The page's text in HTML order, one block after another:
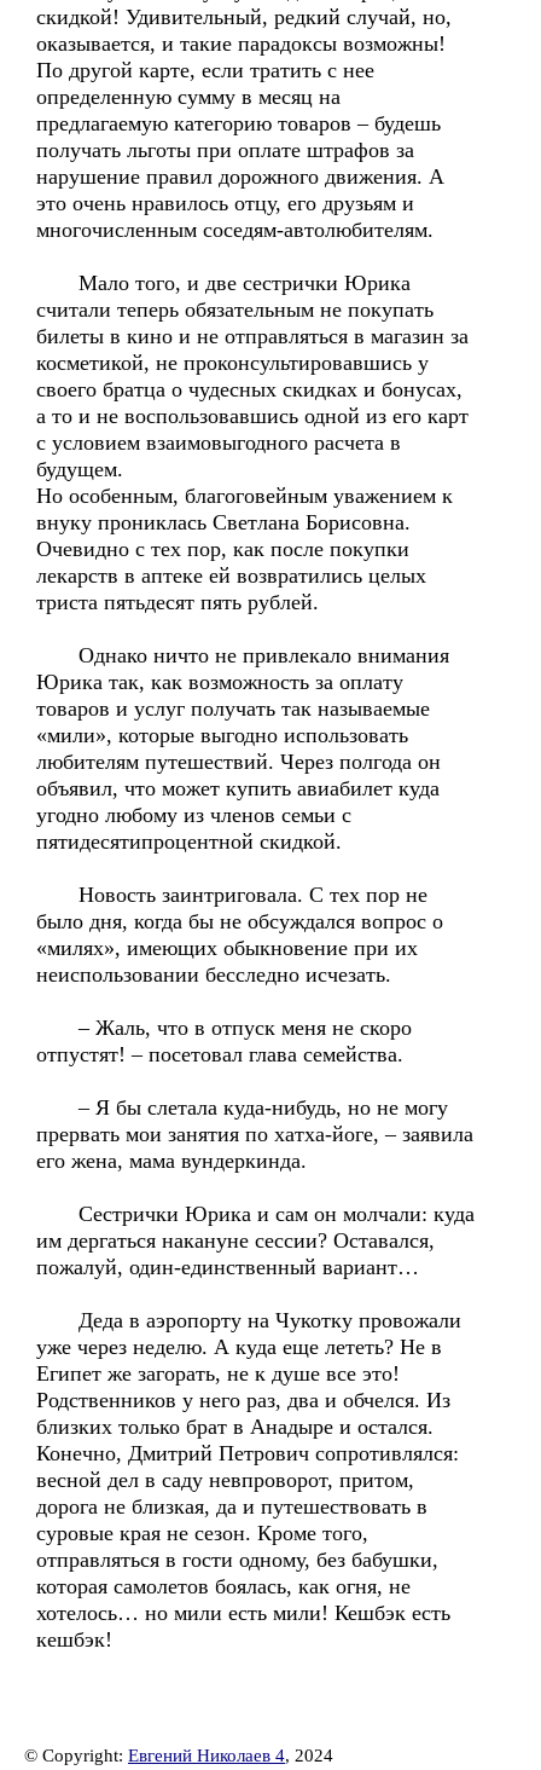
скидкой! Удивительный, редкий случай, но,
оказывается, и такие парадоксы возможны!
По другой карте, если тратить с нее
определенную сумму в месяц на
предлагаемую категорию товаров – будешь
получать льготы при оплате штрафов за
нарушение правил дорожного движения. А
это очень нравилось отцу, его друзьям и
многочисленным соседям-автолюбителям.
Мало того, и две сестрички Юрика
считали теперь обязательным не покупать
билеты в кино и не отправляться в магазин за
косметикой, не проконсультировавшись у
своего братца о чудесных скидках и бонусах,
а то и не воспользовавшись одной из его карт
с условием взаимовыгодного расчета в
будущем.
Но особенным, благоговейным уважением к
внуку прониклась Светлана Борисовна.
Очевидно с тех пор, как после покупки
лекарств в аптеке ей возвратились целых
триста пятьдесят пять рублей.
Однако ничто не привлекало внимания
Юрика так, как возможность за оплату
товаров и услуг получать так называемые
«мили», которые выгодно использовать
любителям путешествий. Через полгода он
объявил, что может купить авиабилет куда
угодно любому из членов семьи с
пятидесятипроцентной скидкой.
Новость заинтриговала. С тех пор не
было дня, когда бы не обсуждался вопрос о
«милях», имеющих обыкновение при их
неиспользовании бесследно исчезать.
– Жаль, что в отпуск меня не скоро
отпустят! – посетовал глава семейства.
– Я бы слетала куда-нибудь, но не могу
прервать мои занятия по хатха-йоге, – заявила
его жена, мама вундеркинда.
Сестрички Юрика и сам он молчали: куда
им дергаться накануне сессии? Оставался,
пожалуй, один-единственный вариант…
Деда в аэропорту на Чукотку провожали
уже через неделю. А куда еще лететь? Не в
Египет же загорать, не к душе все это!
Родственников у него раз, два и обчелся. Из
близких только брат в Анадыре и остался.
Конечно, Дмитрий Петрович сопротивлялся:
весной дел в саду невпроворот, притом,
дорога не близкая, да и путешествовать в
суровые края не сезон. Кроме того,
отправляться в гости одному, без бабушки,
которая самолетов боялась, как огня, не
хотелось… но мили есть мили! Кешбэк есть
кешбэк!
© Copyright: Евгений Николаев 4, 2024